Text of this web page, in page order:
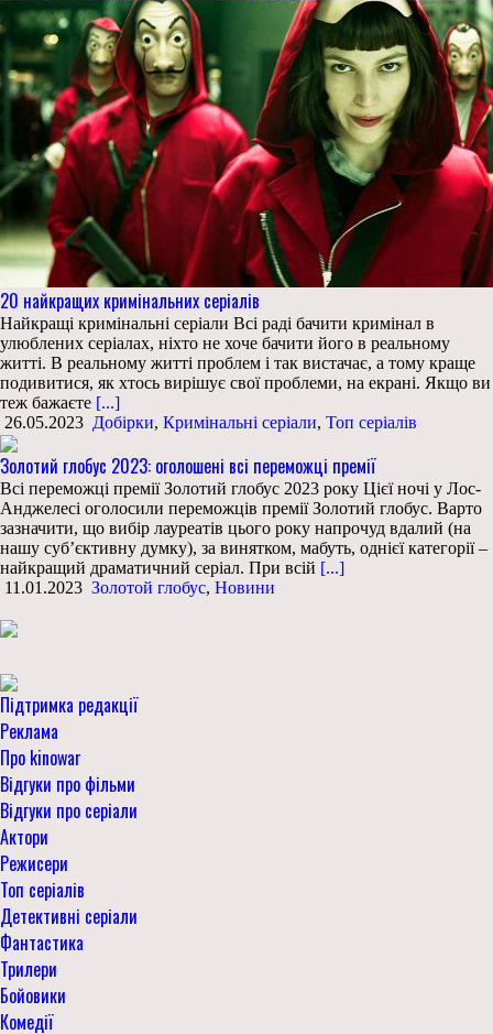
20 найкращих кримінальних серіалів
Найкращі кримінальні серіали Всі раді бачити кримінал в
улюблених серіалах, ніхто не хоче бачити його в реальному
житті. В реальному житті проблем і так вистачає, а тому краще
подивитися, як хтось вирішує свої проблеми, на екрані. Якщо ви
теж бажаєте [...]
26.05.2023 Добірки, Кримінальні серіали, Топ серіалів
Золотий глобус 2023: оголошені всі переможці премії
Всі переможці премії Золотий глобус 2023 року Цієї ночі у Лос-
Анджелесі оголосили переможців премії Золотий глобус. Варто
зазначити, що вибір лауреатів цього року напрочуд вдалий (на
нашу суб’єктивну думку), за винятком, мабуть, однієї категорії –
найкращий драматичний серіал. При всій [...]
11.01.2023 Золотой глобус, Новини
Підтримка редакції
Реклама
Про kinowar
Відгуки про фільми
Відгуки про серіали
Актори
Режисери
Топ серіалів
Детективні серіали
Фантастика
Трилери
Бойовики
Комедії